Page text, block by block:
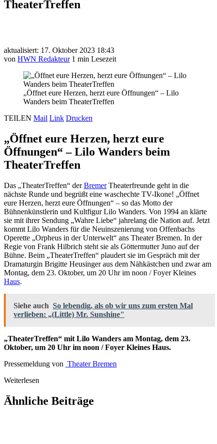
TheaterTreffen
aktualisiert: 17. Oktober 2023 18:43
von HWN Redakteur 1 min Lesezeit
„Öffnet eure Herzen, herzt eure Öffnungen“ – Lilo
Wanders beim TheaterTreffen
TEILEN Mail Link Drucken
„Öffnet eure Herzen, herzt eure
Öffnungen“ – Lilo Wanders beim
TheaterTreffen
Das „TheaterTreffen“ derBremerTheaterfreunde geht in die
nächste Runde und begrüßt eine waschechte TV-Ikone! „Öffnet
eure Herzen, herzt eure Öffnungen“ – so das Motto der
Bühnenkünstlerin und Kultfigur Lilo Wanders. Von 1994 an klärte
sie mit ihrer Sendung „Wahre Liebe“ jahrelang die Nation auf. Jetzt
kommt Lilo Wanders für die Neuinszenierung von Offenbachs
Operette „Orpheus in der Unterwelt“ ans Theater Bremen. In der
Regie von Frank Hilbrich steht sie als Göttermutter Juno auf der
Bühne. Beim „TheaterTreffen“ plaudert sie im Gespräch mit der
Dramaturgin Brigitte Heusinger aus dem Nähkästchen und zwar am
Montag, dem 23. Oktober, um 20 Uhr im noon / Foyer Kleines
Haus.
Siehe auch So lebendig, als ob wir uns zum ersten Mal
verlieben: „(Little) Mr. Sunshine"
„TheaterTreffen“ mit Lilo Wanders am Montag, dem 23.
Oktober, um 20 Uhr im noon / Foyer Kleines Haus.
Pressemeldung von Theater Bremen
Weiterlesen
Ähnliche Beiträge